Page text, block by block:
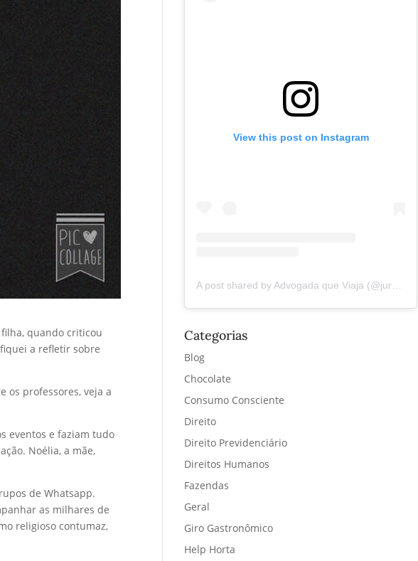
quando criticou
a refletir sobre
os professores, veja a
eventos e faziam tudo
Noélia, a mãe,
de Whatsapp.
as milhares de
religioso contumaz,
View this post on Instagram
A post shared by Advogada que Viaja (@juremacintra)
Categorias
Blog
Chocolate
Consumo Consciente
Direito
Direito Previdenciário
Direitos Humanos
Fazendas
Geral
Giro Gastronômico
Help Horta